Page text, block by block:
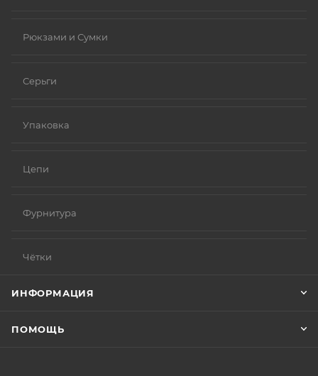
Рюкзами и Сумки
Серьги
Упаковка
Цепи
Фурнитура
Чётки
ИНФОРМАЦИЯ
ПОМОЩЬ